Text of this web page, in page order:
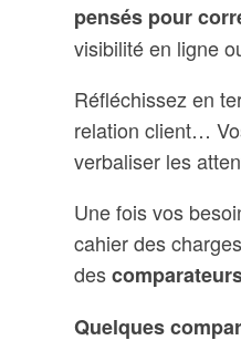
pensés pour
visibilité en ligne
Réfléchissez en
relation client…
verbaliser les
Une fois vos
cahier des
des
Quelques